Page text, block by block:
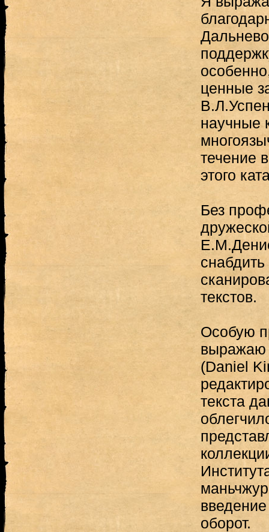
ценные
научные
течение
этого
Без
текстов.
Особую
выражаю
(Daniel
текста
оборот.